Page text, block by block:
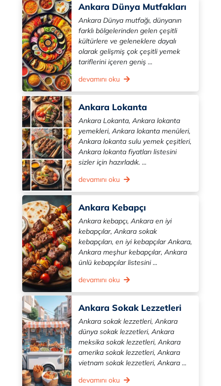
Ankara Dünya Mutfakları
Ankara Dünya mutfağı, dünyanın
farklı bölgelerinden gelen çeşitli
kültürlere ve geleneklere dayalı
olarak gelişmiş çok çeşitli yemek
tariflerini içeren geniş ...
devamını oku
Ankara Lokanta
Ankara Lokanta, Ankara lokanta
yemekleri, Ankara lokanta menüleri,
Ankara lokanta sulu yemek çeşitleri,
Ankara lokanta fiyatları listesini
sizler için hazırladık. ...
devamını oku
Ankara Kebapçı
Ankara kebapçı, Ankara en iyi
kebapçılar, Ankara sokak
kebapçıları, en iyi kebapçılar Ankara,
Ankara meşhur kebapçılar, Ankara
ünlü kebapçılar listesini ...
devamını oku
Ankara Sokak Lezzetleri
Ankara sokak lezzetleri, Ankara
dünya sokak lezzetleri, Ankara
meksika sokak lezzetleri, Ankara
amerika sokak lezzetleri, Ankara
vietnam sokak lezzetleri, Ankara ...
devamını oku